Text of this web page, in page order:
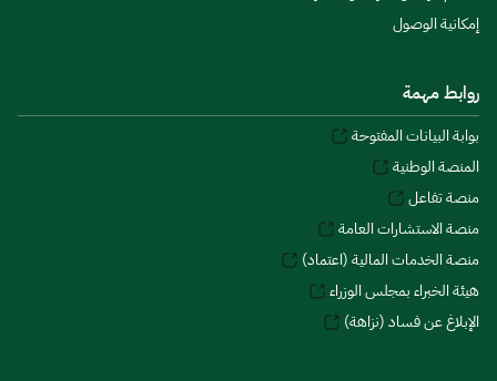
إمكانية الوصول
روابط مهمة
بوابة البيانات المفتوحة
المنصة الوطنية
منصة تفاعل
منصة الاستشارات العامة
منصة الخدمات المالية (اعتماد)
هيئة الخبراء بمجلس الوزراء
الإبلاغ عن فساد (نزاهة)